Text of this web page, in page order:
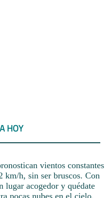
HOY
vientos constantes
km/h, sin ser bruscos. Con
lugar acogedor y quédate
pocas nubes en el cielo,